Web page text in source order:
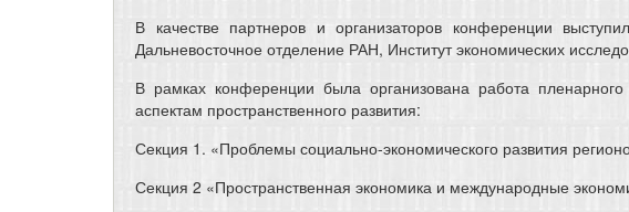
В качестве партнеров и организаторов конференции
Дальневосточное отделение РАН, Институт экономических
В рамках конференции была организована работа
аспектам пространственного развития:
Секция 1. «Проблемы социально-экономического развития
Секция 2 «Пространственная экономика и международные